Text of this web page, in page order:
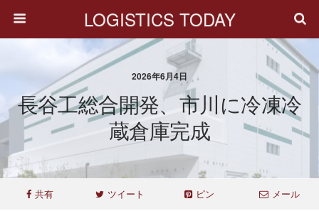
LOGISTICS TODAY
2026年6月4日
長谷工総合開発、市川に冷凍冷
蔵倉庫完成
共有 ツイート ピン メール